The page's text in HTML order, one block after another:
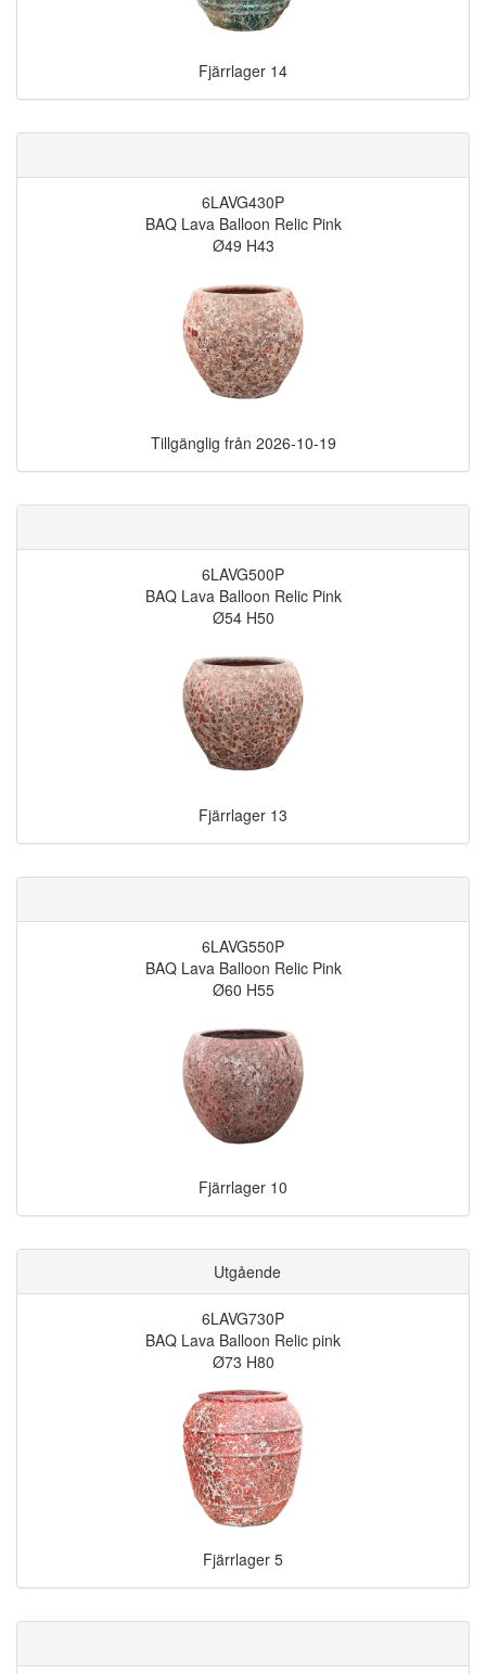
Fjärrlager 14
6LAVG430P
BAQ Lava Balloon Relic Pink
Ø49 H43
Tillgänglig från 2026-10-19
6LAVG500P
BAQ Lava Balloon Relic Pink
Ø54 H50
Fjärrlager 13
6LAVG550P
BAQ Lava Balloon Relic Pink
Ø60 H55
Fjärrlager 10
Utgående
6LAVG730P
BAQ Lava Balloon Relic pink
Ø73 H80
Fjärrlager 5